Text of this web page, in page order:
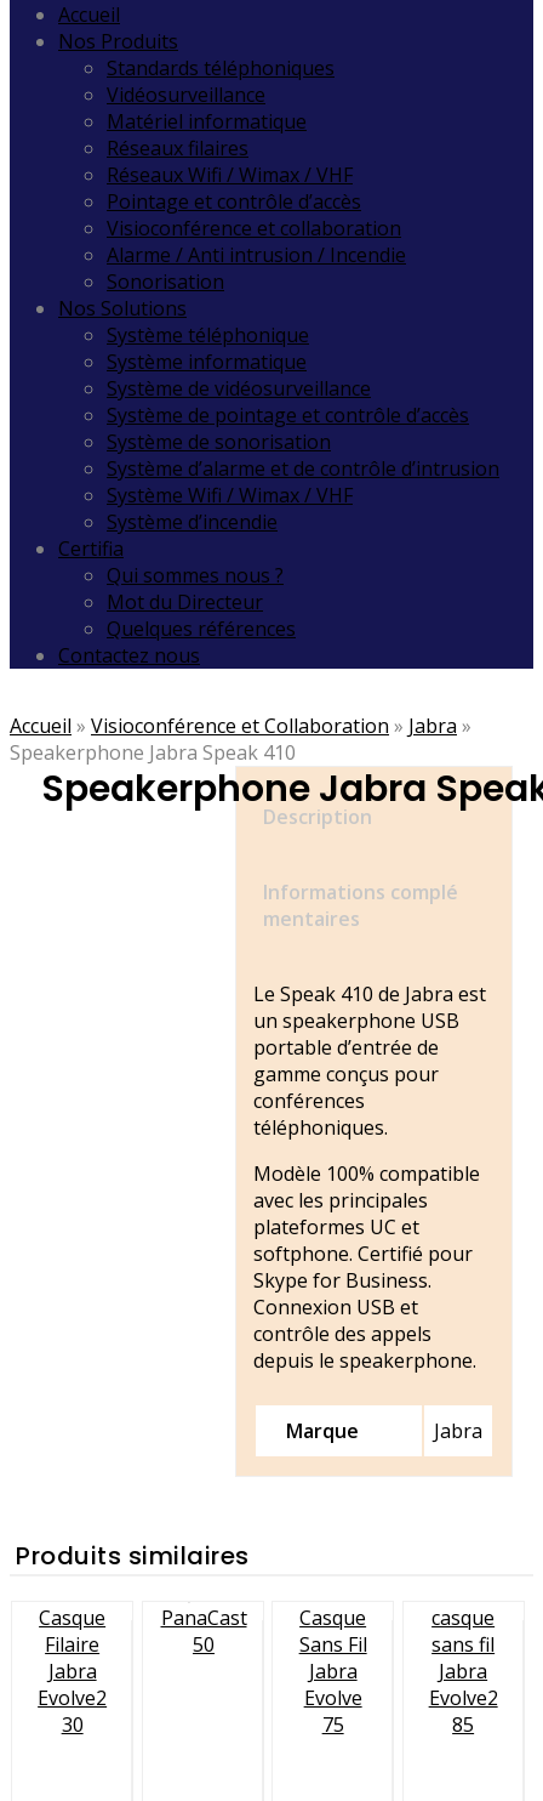
Accueil
Nos Produits
Standards téléphoniques
Vidéosurveillance
Matériel informatique
Réseaux filaires
Réseaux Wifi / Wimax / VHF
Pointage et contrôle d’accès
Visioconférence et collaboration
Alarme / Anti intrusion / Incendie
Sonorisation
Nos Solutions
Système téléphonique
Système informatique
Système de vidéosurveillance
Système de pointage et contrôle d’accès
Système de sonorisation
Système d’alarme et de contrôle d’intrusion
Système Wifi / Wimax / VHF
Système d’incendie
Certifia
Qui sommes nous ?
Mot du Directeur
Quelques références
Contactez nous
Accueil » Visioconférence et Collaboration » Jabra »
Speakerphone Jabra Speak 410
Speakerphone Jabra
Description
Informations complé
mentaires
Le Speak 410 de Jabra est
un speakerphone USB
portable d’entrée de
gamme conçus pour
conférences
téléphoniques.
Modèle 100% compatible
avec les principales
plateformes UC et
softphone. Certifié pour
Skype for Business.
Connexion USB et
contrôle des appels
depuis le speakerphone.
Marque Jabra
Produits similaires